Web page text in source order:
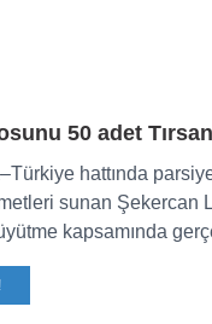
50 adet
hattında
sunan Şekercan
kapsamında